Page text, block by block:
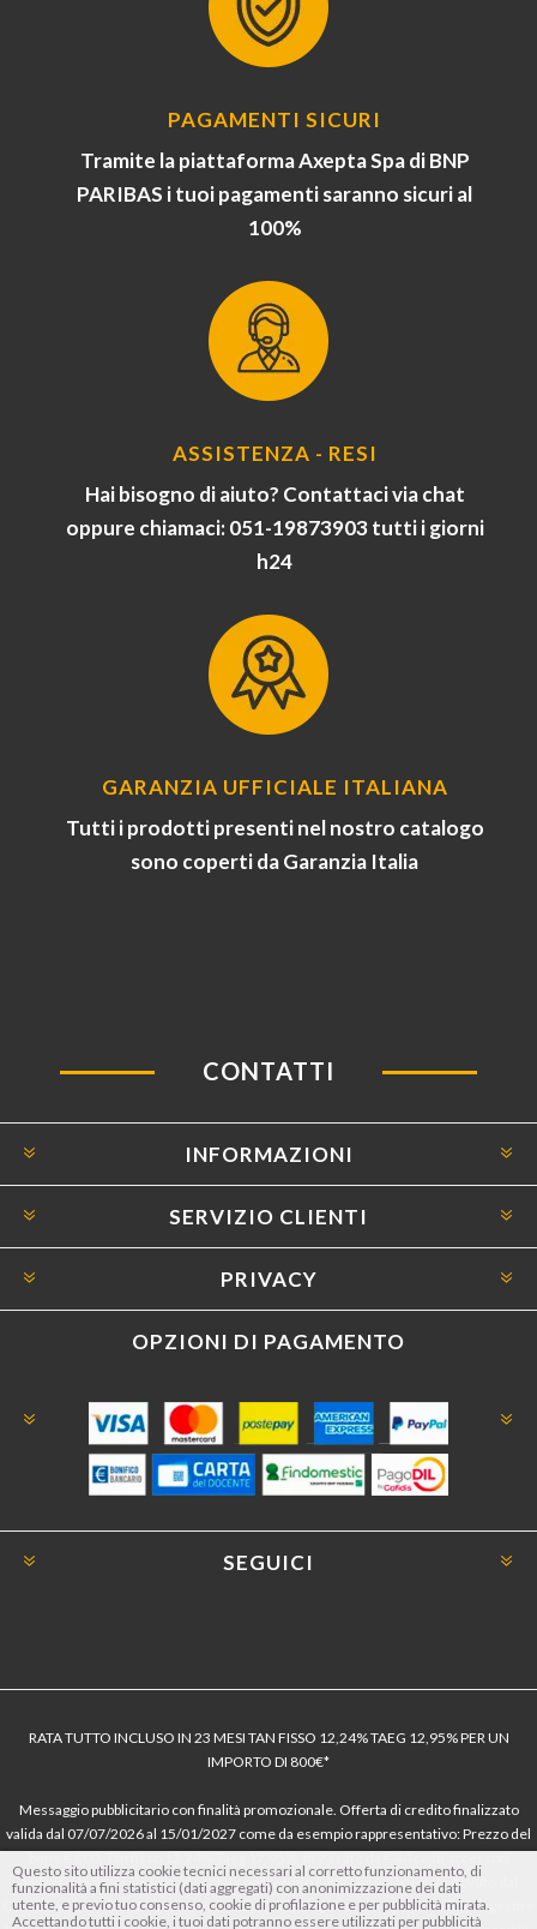
PAGAMENTI SICURI
Tramite la piattaforma Axepta Spa di BNP
PARIBAS i tuoi pagamenti saranno sicuri al
100%
ASSISTENZA - RESI
Hai bisogno di aiuto? Contattaci via chat
oppure chiamaci: 051-19873903 tutti i giorni
h24
GARANZIA UFFICIALE ITALIANA
Tutti i prodotti presenti nel nostro catalogo
sono coperti da Garanzia Italia
CONTATTI
INFORMAZIONI
SERVIZIO CLIENTI
PRIVACY
OPZIONI DI PAGAMENTO
SEGUICI
RATA TUTTO INCLUSO IN 23 MESI TAN FISSO 12,24% TAEG 12,95% PER UN
IMPORTO DI 800€*
Messaggio pubblicitario con finalità promozionale. Offerta di credito finalizzato
valida dal 07/07/2026 al 15/01/2027 come da esempio rappresentativo: Prezzo del
dell’offerta azzerati. Importo totale del credito € 800. Importo totale dovuto dal
Consumatore € 920. Decorrenza media della prima rata a 90 giorni. Al fine di gestire
Questo sito utilizza cookie tecnici necessari al corretto funzionamento, di
funzionalità a fini statistici (dati aggregati) con anonimizzazione dei dati
utente, e previo tuo consenso, cookie di profilazione e per pubblicità mirata.
Accettando tutti i cookie, i tuoi dati potranno essere utilizzati per pubblicità